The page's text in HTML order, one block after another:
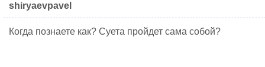
shiryaevpavel
Когда познаете как? Суета пройдет сама собой?